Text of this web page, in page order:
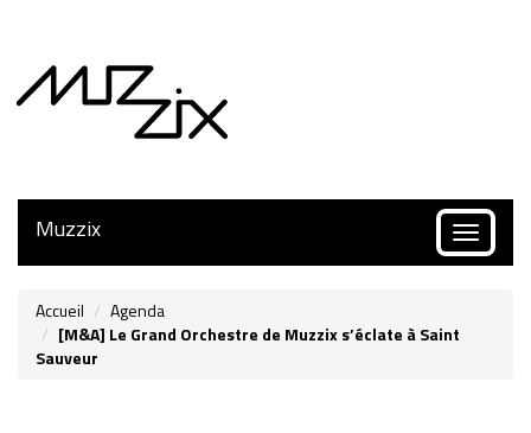
Toggle
Muzzix
Accueil
Agenda
[M&A] Le Grand Orchestre de Muzzix s’éclate à Saint
Sauveur